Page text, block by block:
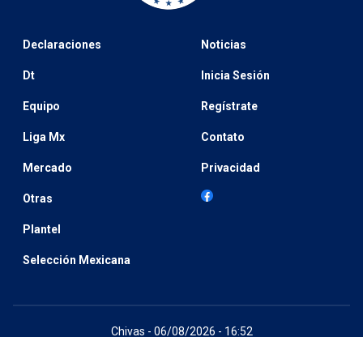
Declaraciones
Dt
Equipo
Liga Mx
Mercado
Otras
Plantel
Selección Mexicana
Noticias
Inicia Sesión
Regístrate
Contato
Privacidad
Chivas - 06/08/2026 - 16:52